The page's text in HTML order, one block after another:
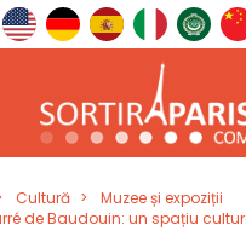
Cultură
Muzee și expoziții
de Baudouin: un spațiu